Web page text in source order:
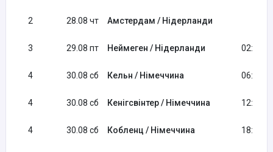
2 28.08 чт Амстердам / Нідерланди
3 29.08 пт Неймеген / Нідерланди 02:00
4 30.08 сб Кельн / Німеччина 06:00
4 30.08 сб Кенігсвінтер / Німеччина 12:00
4 30.08 сб Кобленц / Німеччина 18:00